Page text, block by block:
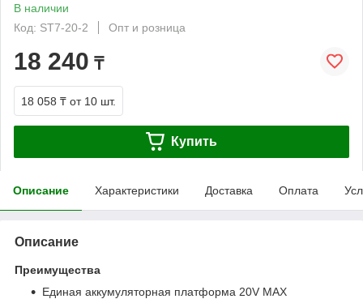
В наличии
Код: ST7-20-2
Опт и розница
18 240 ₸
18 058 ₸ от 10 шт.
Купить
Описание Характеристики Доставка Оплата
Описание
Преимущества
Единая аккумуляторная платформа 20V MAX